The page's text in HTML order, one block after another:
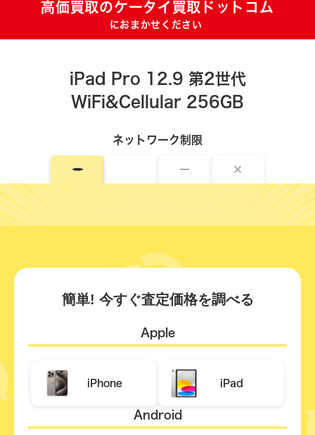
高価買取のケータイ買取ドットコム
におまかせください
iPad Pro 12.9 第2世代
WiFi&Cellular 256GB
ネットワーク制限
簡単! 今すぐ査定価格を調べる
Apple
iPhone iPad
Android